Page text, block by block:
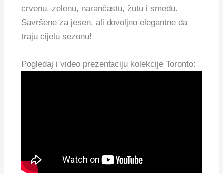
crvenu, zelenu, narančastu, žutu i smeđu.
Savršene za jesen, ali dovoljno elegantne da
traju cijelu sezonu!
Pogledaj i video prezentaciju kolekcije Toronto: